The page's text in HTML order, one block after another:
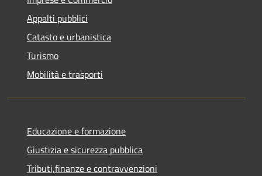
Appalti pubblici
Catasto e urbanistica
Turismo
Mobilità e trasporti
Educazione e formazione
Giustizia e sicurezza pubblica
Tributi,finanze e contravvenzioni